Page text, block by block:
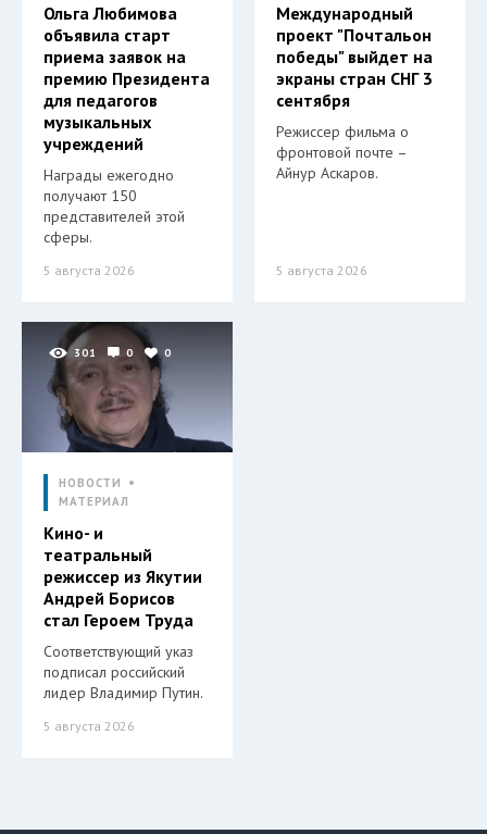
Ольга Любимова
объявила старт
приема заявок на
премию Президента
для педагогов
музыкальных
учреждений
Награды ежегодно
получают 150
представителей этой
сферы.
5 августа 2026
Международный
проект "Почтальон
победы" выйдет на
экраны стран СНГ 3
сентября
Режиссер фильма о
фронтовой почте –
Айнур Аскаров.
5 августа 2026
301 0 0
НОВОСТИ
МАТЕРИАЛ
Кино- и
театральный
режиссер из Якутии
Андрей Борисов
стал Героем Труда
Соответствующий указ
подписал российский
лидер Владимир Путин.
5 августа 2026